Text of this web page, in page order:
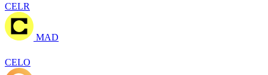
CELR
MAD
CELO